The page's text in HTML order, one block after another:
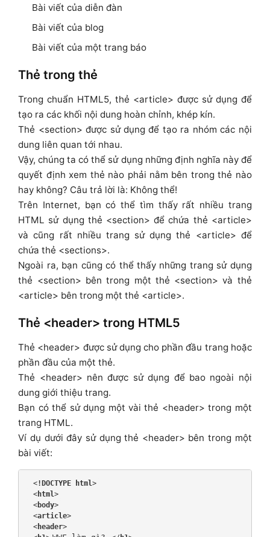
Bài viết của diễn đàn
Bài viết của blog
Bài viết của một trang báo
Thẻ trong thẻ
Trong chuẩn HTML5, thẻ <article> được sử dụng để
tạo ra các khối nội dung hoàn chỉnh, khép kín.
Thẻ <section> được sử dụng để tạo ra nhóm các nội
dung liên quan tới nhau.
Vậy, chúng ta có thể sử dụng những định nghĩa này để
quyết định xem thẻ nào phải nằm bên trong thẻ nào
hay không? Câu trả lời là: Không thể!
Trên Internet, bạn có thể tìm thấy rất nhiều trang
HTML sử dụng thẻ <section> để chứa thẻ <article>
và cũng rất nhiều trang sử dụng thẻ <article> để
chứa thẻ <sections>.
Ngoài ra, bạn cũng có thể thấy những trang sử dụng
thẻ <section> bên trong một thẻ <section> và thẻ
<article> bên trong một thẻ <article>.
Thẻ <header> trong HTML5
Thẻ <header> được sử dụng cho phần đầu trang hoặc
phần đầu của một thẻ.
Thẻ <header> nên được sử dụng để bao ngoài nội
dung giới thiệu trang.
Bạn có thể sử dụng một vài thẻ <header> trong một
trang HTML.
Ví dụ dưới đây sử dụng thẻ <header> bên trong một
bài viết:
<!DOCTYPE html>
<html>
<body>
<article>
<header>